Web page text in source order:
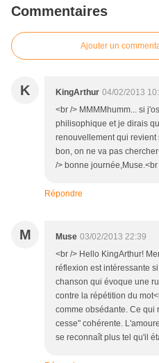
Commentaires
Ajouter un
K KingArthur 04/02/2013
<br /> MMMMhumm... si
philisophique et je dirais
renouvellement qui revient
bon, on ne va pas
/> bonne journée,Muse.<br
Répondre
M Muse 03/02/2013 22:39
<br /> Hello KingArthur!
réflexion est intéressante
chanson qui évoque une
contre la répétition du
comme obsédante. Ce
cesse" cohérente.
se reconnaît plus tel qu'il